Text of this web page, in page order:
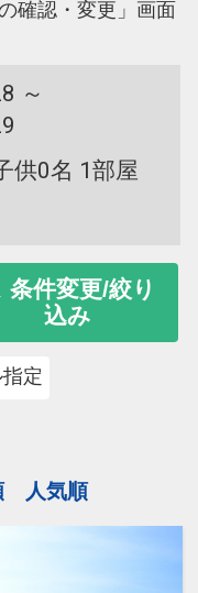
確認・変更」画面
～
供0名 1部屋
条件変更/絞り
込み
定
人気順